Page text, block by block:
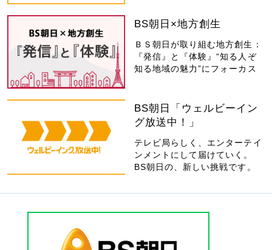
BS朝日×地方創生
ＢＳ朝日が取り組む地方創生：
『発信』と『体験』“知る人ぞ
知る地域の魅力”にフォーカス
BS朝日「ウェルビーイン
グ放送中！」
テレビ局らしく、エンターテイ
ンメントにして届けていく。
BS朝日の、新しい挑戦です。